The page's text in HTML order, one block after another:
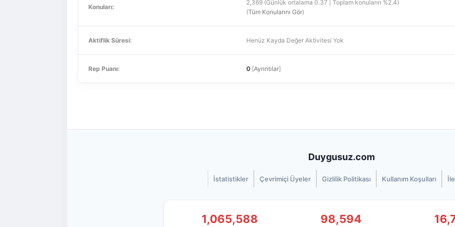
Konuları:
2,369 (Günlük ortalama 0.37 | Toplam konuların %2.4)
(Tüm Konularını Gör)
Aktiflik Süresi: Henüz Kayda Değer Aktivitesi Yok
Rep Puanı: 0 [Ayrıntılar]
Duygusuz.com
İstatistikler Çevrimiçi Üyeler Gizlilik Politikası Kullanım Koşulları
1,065,588 98,594